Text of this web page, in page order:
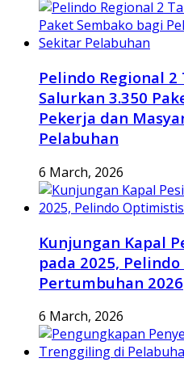
Pelindo Regional
Salurkan 3.350
Pekerja dan
Pelabuhan
6 March, 2026
Kunjungan Kapal
pada 2025,
Pertumbuhan 2026
6 March, 2026